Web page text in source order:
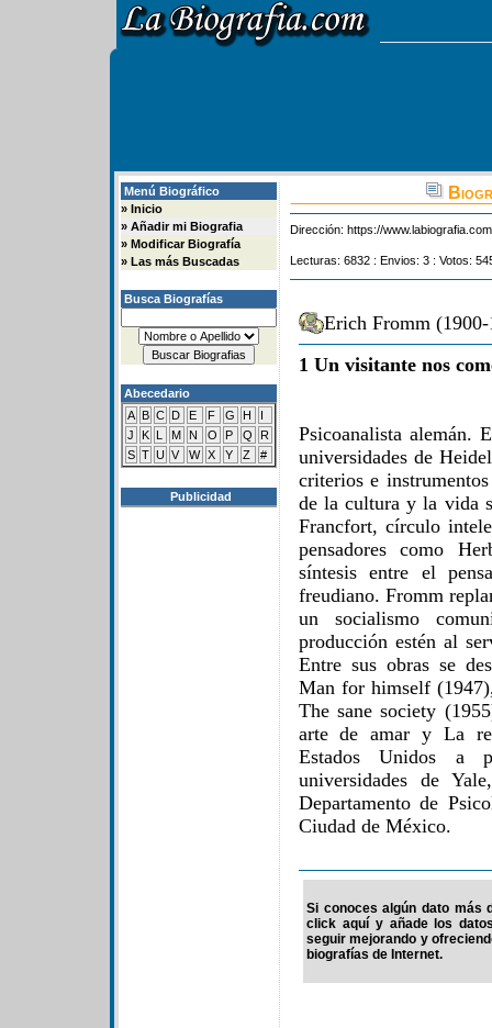
Menú Biográfico
» Inicio
» Añadir mi Biografia
» Modificar Biografía
» Las más Buscadas
Busca Biografías
Abecedario
A B C D E F G H
I
J
K L M N O P Q
R
S T U V W X Y Z #
Publicidad
Dirección: https://
Lecturas: 6832 : Envios: 3 : Votos:
Erich Fromm
1 Un visitante nos
Psicoanalista alemán.
universidades de
criterios e
de la cultura y la vida
Francfort, círculo
pensadores como
síntesis entre el
freudiano. Fromm
un socialismo
producción estén al
Entre sus obras se
Man for himself
The sane society
arte de amar y La
Estados Unidos a
universidades de
Departamento de
Ciudad de México.
Si conoces algún dato más
click aquí y añade los
seguir mejorando y
biografías de Internet.